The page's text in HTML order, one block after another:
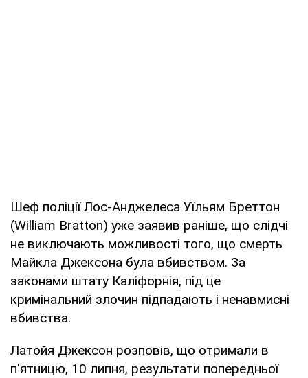
Шеф поліції Лос-Анджелеса Уїльям Бреттон
(William Bratton) уже заявив раніше, що слідчі
не виключають можливості того, що смерть
Майкла Джексона була вбивством. За
законами штату Каліфорнія, під це
кримінальний злочин підпадають і ненавмисні
вбивства.
Латойя Джексон розповів, що отримали в
п'ятницю, 10 липня, результати попередньої